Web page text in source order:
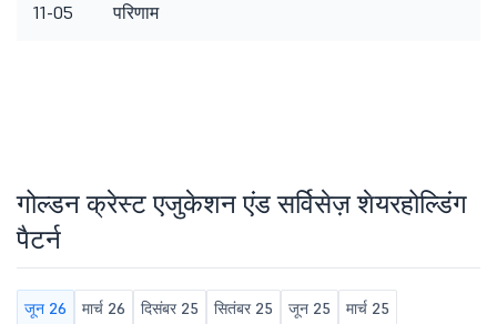
11-05
परिणाम
गोल्डन क्रेस्ट एजुकेशन एंड सर्विसेज़ शेयरहोल्डिंग
पैटर्न
जून 26 मार्च 26 दिसंबर 25 सितंबर 25 जून 25 मार्च 25